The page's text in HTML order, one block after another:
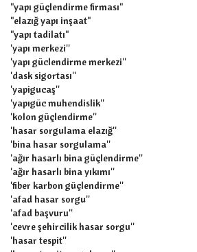
"yapı güçlendirme firması"
"elazığ yapı inşaat"
"yapı tadilatı"
'yapı merkezi''
'yapı güclendirme merkezi''
'dask sigortası''
'yapigucaş''
'yapıgüc muhendislik''
'kolon güçlendirme''
'hasar sorgulama elazığ''
'bina hasar sorgulama''
'ağır hasarlı bina güçlendirme''
'ağır hasarlı bina yıkımı''
'fiber karbon güçlendirme''
'afad hasar sorgu''
'afad başvuru''
'cevre şehircilik hasar sorgu''
'hasar tespit''